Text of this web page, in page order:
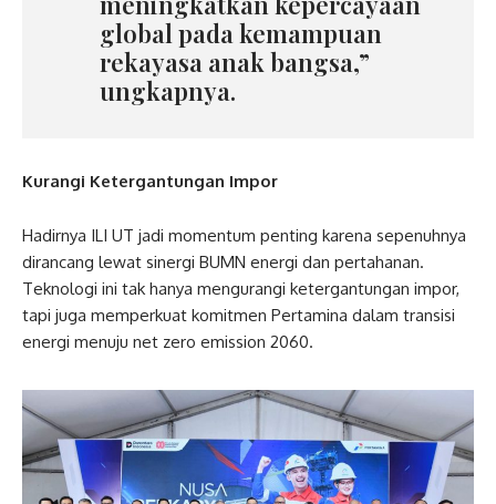
global pada kemampuan
rekayasa anak bangsa,”
ungkapnya.
Kurangi Ketergantungan Impor
Hadirnya ILI UT jadi momentum penting karena sepenuhnya
dirancang lewat sinergi BUMN energi dan pertahanan.
Teknologi ini tak hanya mengurangi ketergantungan impor,
tapi juga memperkuat komitmen Pertamina dalam transisi
energi menuju net zero emission 2060.